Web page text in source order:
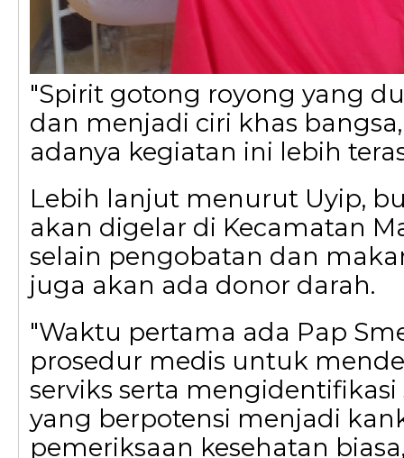
"Spirit gotong royong yang
dan menjadi ciri khas
adanya kegiatan ini lebih
Lebih lanjut menurut Uyip,
akan digelar di Kecamatan
selain pengobatan dan
juga akan ada donor darah.
"Waktu pertama ada Pap
prosedur medis untuk
serviks serta
yang berpotensi menjadi
pemeriksaan kesehatan